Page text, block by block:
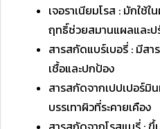
เจอราเนียมโรส : มักใ
ฤทธิ์ช่วยสมานแผลและ
สารสกัดแบร์เบอรี่ : มีส
เชื้อและปกป้อง
สารสกัดจากเปปเปอร์มิ
บรรเทาผิวที่ระคายเคือง